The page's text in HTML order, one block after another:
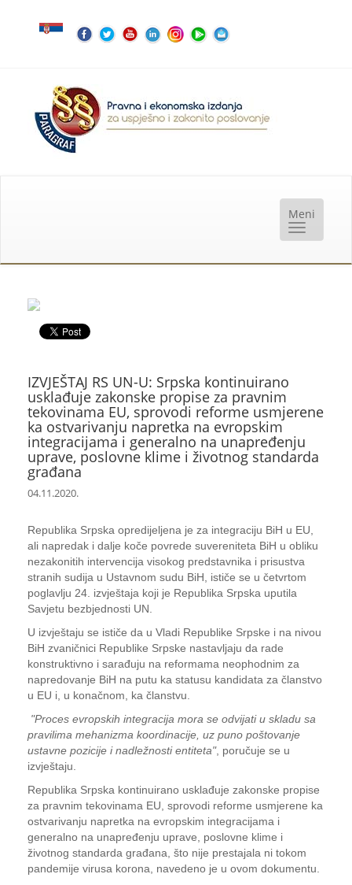
IZVJEŠTAJ RS UN-U: Srpska kontinuirano
usklađuje zakonske propise za pravnim
tekovinama EU, sprovodi reforme usmjerene
ka ostvarivanju napretka na evropskim
integracijama i generalno na unapređenju
uprave, poslovne klime i životnog standarda
građana
04.11.2020.
Republika Srpska opredijeljena je za integraciju BiH u EU,
ali napredak i dalje koče povrede suvereniteta BiH u obliku
nezakonitih intervencija visokog predstavnika i prisustva
stranih sudija u Ustavnom sudu BiH, ističe se u četvrtom
poglavlju 24. izvještaja koji je Republika Srpska uputila
Savjetu bezbjednosti UN.
U izvještaju se ističe da u Vladi Republike Srpske i na nivou
BiH zvaničnici Republike Srpske nastavljaju da rade
konstruktivno i sarađuju na reformama neophodnim za
napredovanje BiH na putu ka statusu kandidata za članstvo
u EU i, u konačnom, ka članstvu.
"Proces evropskih integracija mora se odvijati u skladu sa
pravilima mehanizma koordinacije, uz puno poštovanje
ustavne pozicije i nadležnosti entiteta", poručuje se u
izvještaju.
Republika Srpska kontinuirano usklađuje zakonske propise
za pravnim tekovinama EU, sprovodi reforme usmjerene ka
ostvarivanju napretka na evropskim integracijama i
generalno na unapređenju uprave, poslovne klime i
životnog standarda građana, što nije prestajala ni tokom
pandemije virusa korona, navedeno je u ovom dokumentu.